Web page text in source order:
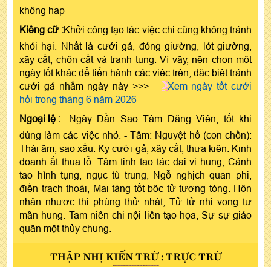
không hạp
Kiêng cữ :Khởi công tạo tác việc chi cũng không tránh
khỏi hại. Nhất là cưới gả, đóng giường, lót giường,
xây cất, chôn cất và tranh tụng. Vì vậy, nên chọn một
ngày tốt khác để tiến hành các việc trên, đặc biệt tránh
cưới gả nhằm ngày này >>>
Xem ngày tốt cưới
hỏi trong tháng 6 năm 2026
Ngoại lệ :- Ngày Dần Sao Tâm Đăng Viên, tốt khi
dùng làm các việc nhỏ. - Tâm: Nguyệt hồ (con chồn):
Thái âm, sao xấu. Kỵ cưới gả, xây cất, thưa kiện. Kinh
doanh ắt thua lỗ. Tâm tinh tạo tác đại vi hung, Cánh
tao hình tụng, ngục tù trung, Ngỗ nghịch quan phi,
điền trạch thoái, Mai táng tốt bộc tử tương tòng. Hôn
nhân nhược thị phùng thử nhật, Tử tử nhi vong tự
mãn hung. Tam niên chi nội liên tạo họa, Sự sự giáo
quân một thủy chung.
THẬP NHỊ KIẾN TRỪ : TRỰC TRỪ